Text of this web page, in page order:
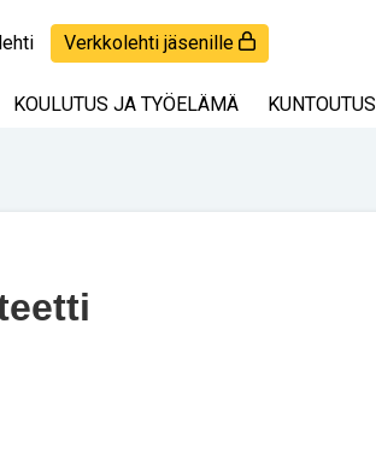
Verkkolehti jäsenille
KOULUTUS JA TYÖELÄMÄ KUNTOUTUS